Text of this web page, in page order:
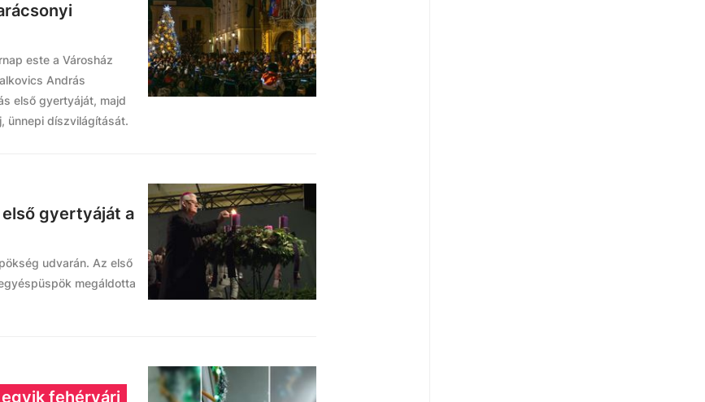
este a Városház
András
első gyertyáját, majd
ünnepi díszvilágítását.
gyertyáját a
udvarán. Az első
megáldotta
fehérvári